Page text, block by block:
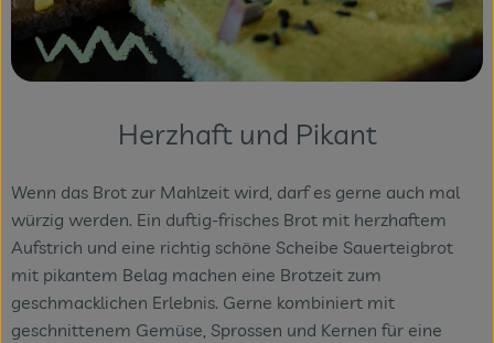
Herzhaft und Pikant
Wenn das Brot zur Mahlzeit wird, darf es gerne auch mal
würzig werden. Ein duftig-frisches Brot mit herzhaftem
Aufstrich und eine richtig schöne Scheibe Sauerteigbrot
mit pikantem Belag machen eine Brotzeit zum
geschmacklichen Erlebnis. Gerne kombiniert mit
geschnittenem Gemüse, Sprossen und Kernen für eine